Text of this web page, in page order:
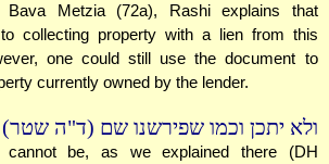
Metzia (72a), Rashi explains that
collecting property with a lien from this
one could still use the document to
currently owned by the lender.
ולא יתכן וכמו שפירשנו שם (ד"ה שטר)
cannot be, as we explained there (DH